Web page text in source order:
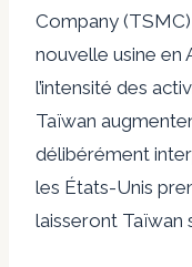
Company (TSMC)
nouvelle usine en
l’intensité des
Taïwan
délibérément
les États-Unis
laisseront Taïwan